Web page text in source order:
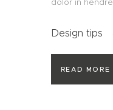
Design tips
READ MORE